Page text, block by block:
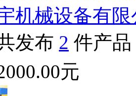
机械设备有限
发布 2 件产品
元